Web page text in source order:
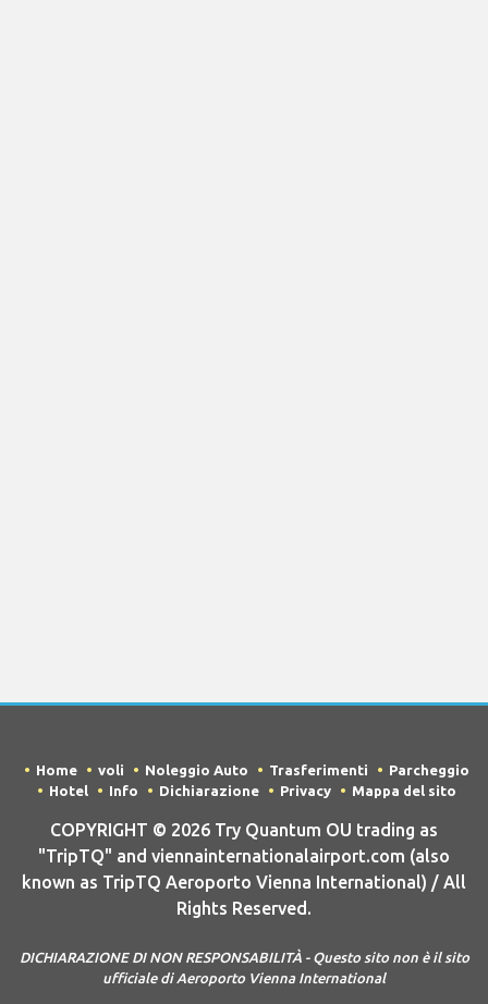
Home voli Noleggio Auto Trasferimenti
Parcheggio
Hotel
Info Dichiarazione Privacy Mappa del sito
COPYRIGHT © 2026 Try Quantum OU trading as
"TripTQ" and viennainternationalairport.com (also
known as TripTQ Aeroporto Vienna International) / All
Rights Reserved.
DICHIARAZIONE DI NON RESPONSABILITÀ - Questo sito non è il sito
ufficiale di Aeroporto Vienna International